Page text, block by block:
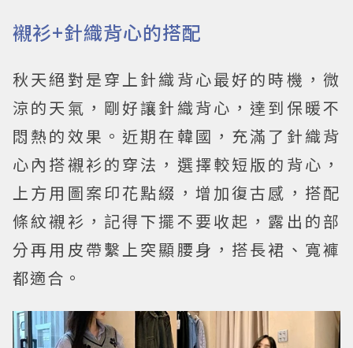
襯衫+針織背心的搭配
秋天絕對是穿上針織背心最好的時機，微
涼的天氣，剛好讓針織背心，達到保暖不
悶熱的效果。近期在韓國，充滿了針織背
心內搭襯衫的穿法，選擇較短版的背心，
上方用圖案印花點綴，增加復古感，搭配
條紋襯衫，記得下擺不要收起，露出的部
分再用皮帶繫上突顯腰身，搭長裙、寬褲
都適合。